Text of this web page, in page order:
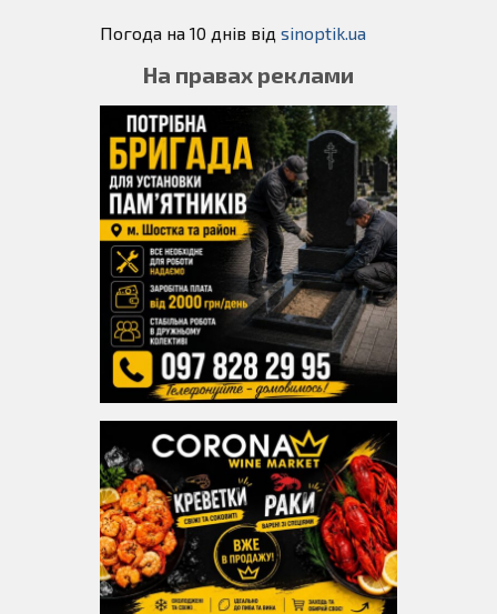
Погода на 10 днів від sinoptik.ua
На правах реклами